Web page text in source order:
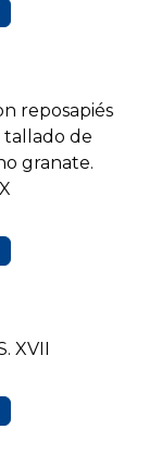
reposapiés
tallado de
granate.
XVII